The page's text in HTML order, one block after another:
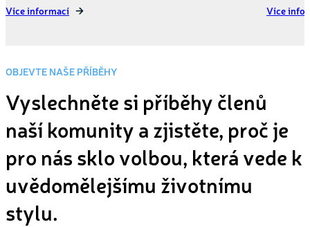
Více informací Více
OBJEVTE NAŠE PŘÍBĚHY
Vyslechněte si příběhy členů
naší komunity a zjistěte, proč je
pro nás sklo volbou, která vede k
uvědomělejšímu životnímu
stylu.